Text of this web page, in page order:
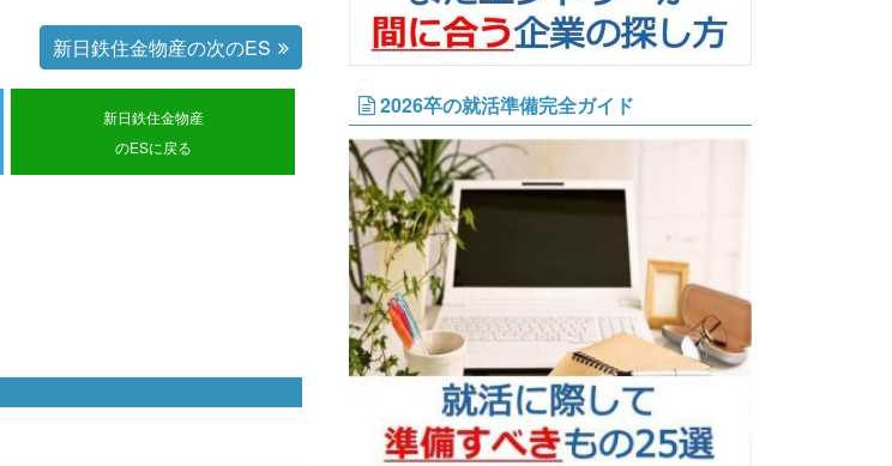
新日鉄住金物産の次のES
新日鉄住金物産
のESに戻る
2026卒の就活準備完全ガイド